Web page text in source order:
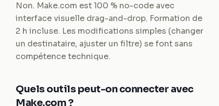
Non. Make.com est 100 % no-code avec
interface visuelle drag-and-drop. Formation de
2 h incluse. Les modifications simples (changer
un destinataire, ajuster un filtre) se font sans
compétence technique.
Quels outils peut-on connecter avec
Make.com ?